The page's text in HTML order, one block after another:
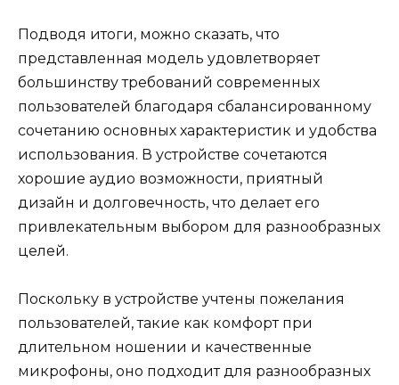
Подводя итоги, можно сказать, что
представленная модель удовлетворяет
большинству требований современных
пользователей благодаря сбалансированному
сочетанию основных характеристик и удобства
использования. В устройстве сочетаются
хорошие аудио возможности, приятный
дизайн и долговечность, что делает его
привлекательным выбором для разнообразных
целей.
Поскольку в устройстве учтены пожелания
пользователей, такие как комфорт при
длительном ношении и качественные
микрофоны, оно подходит для разнообразных